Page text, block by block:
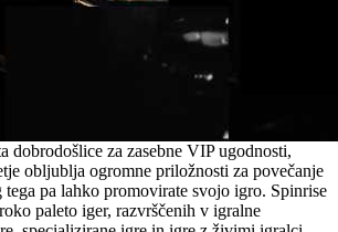
dobrodošlice za zasebne VIP ugodnosti,
obljublja ogromne priložnosti za povečanje
tega pa lahko promovirate svojo igro. Spinrise
paleto iger, razvrščenih v igralne